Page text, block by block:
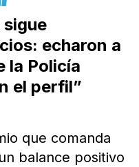
sigue
echaron a
la Policía
el perfil”
que comanda
balance positivo